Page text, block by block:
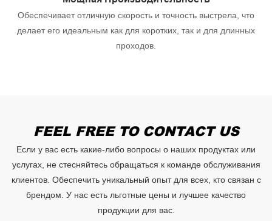
Обеспечивает отличную скорость и точность выстрела, что
делает его идеальным как для коротких, так и для длинных
проходов.
FEEL FREE TO CONTACT US
Если у вас есть какие-либо вопросы о наших продуктах или
услугах, не стесняйтесь обращаться к команде обслуживания
клиентов. Обеспечить уникальный опыт для всех, кто связан с
брендом. У нас есть льготные цены и лучшее качество
продукции для вас.